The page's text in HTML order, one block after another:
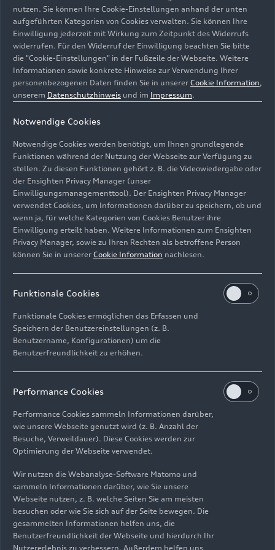
3 Mal in Folge gewann der Audi R18
Le Mans. Ein V6-TDI trieb die Hinterräder an, ein
Schwungmassenspeicher versorgte zwei E-Maschinen
an der Vorderachse mit rekuperierter Energie. Dadurch
konnte der Rennwagen beim Beschleunigen diesen
temporärenquattro-Antrieb nutzen.
Bild-Nr: A207040 · Copyright: AUDI AG
Rechte: Verwendung für Pressezwecke honorarfrei
ImpressumRechtliches
Hinweisgebersystem
Informationen zur BarrierefreiheitKontakt
© 2026 AUDI AG. Alle Rechte vorbehalten.
EN
Die Angaben zu Kraftstoffverbrauch, Stromverbrauch, CO₂-
Emissionen und elektrischer Reichweite wurden nach dem
gesetzlich vorgeschriebenen Messverfahren „Worldwide
Harmonized Light Vehicles Test Procedure“ (WLTP) gemäß
Verordnung (EG) 715/2007 ermittelt. Zusatzausstattungen und
nutzen. Sie können Ihre Cookie-Einstellungen anhand der unten
aufgeführten Kategorien von Cookies verwalten. Sie können Ihre
Einwilligung jederzeit mit Wirkung zum Zeitpunkt des Widerrufs
widerrufen. Für den Widerruf der Einwilligung beachten Sie bitte
die "Cookie-Einstellungen" in der Fußzeile der Webseite. Weitere
Informationen sowie konkrete Hinweise zur Verwendung Ihrer
personenbezogenen Daten finden Sie in unserer Cookie Information,
unserem Datenschutzhinweis und im Impressum.
Notwendige Cookies
Notwendige Cookies werden benötigt, um Ihnen grundlegende
Funktionen während der Nutzung der Webseite zur Verfügung zu
stellen. Zu diesen Funktionen gehört z. B. die Videowiedergabe oder
der Ensighten Privacy Manager (unser
Einwilligungsmanagementtool). Der Ensighten Privacy Manager
verwendet Cookies, um Informationen darüber zu speichern, ob und
wenn ja, für welche Kategorien von Cookies Benutzer ihre
Einwilligung erteilt haben. Weitere Informationen zum Ensighten
Privacy Manager, sowie zu Ihren Rechten als betroffene Person
können Sie in unserer Cookie Information nachlesen.
Funktionale Cookies
Funktionale Cookies ermöglichen das Erfassen und
Speichern der Benutzereinstellungen (z. B.
Benutzername, Konfigurationen) um die
Benutzerfreundlichkeit zu erhöhen.
Performance Cookies
Performance Cookies sammeln Informationen darüber,
wie unsere Webseite genutzt wird (z. B. Anzahl der
Besuche, Verweildauer). Diese Cookies werden zur
Optimierung der Webseite verwendet.
Wir nutzen die Webanalyse-Software Matomo und
sammeln Informationen darüber, wie Sie unsere
Webseite nutzen, z. B. welche Seiten Sie am meisten
besuchen oder wie Sie sich auf der Seite bewegen. Die
gesammelten Informationen helfen uns, die
Benutzerfreundlichkeit der Webseite und hierdurch Ihr
Nutzererlebnis zu verbessern. Außerdem helfen uns